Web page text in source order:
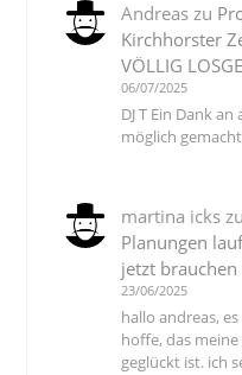
Andreas zu
Kirchhorster
VÖLLIG
06/07/2025
DJ T Ein Dank
möglich
martina icks zu
Planungen
jetzt
23/06/2025
hallo andreas,
hoffe, das
geglückt ist. ich